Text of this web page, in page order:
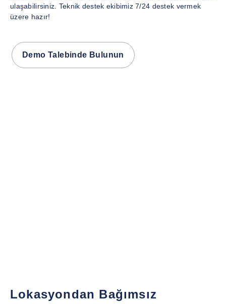
ulaşabilirsiniz. Teknik destek ekibimiz 7/24 destek vermek
üzere hazır!
Demo Talebinde Bulunun
Lokasyondan Bağımsız